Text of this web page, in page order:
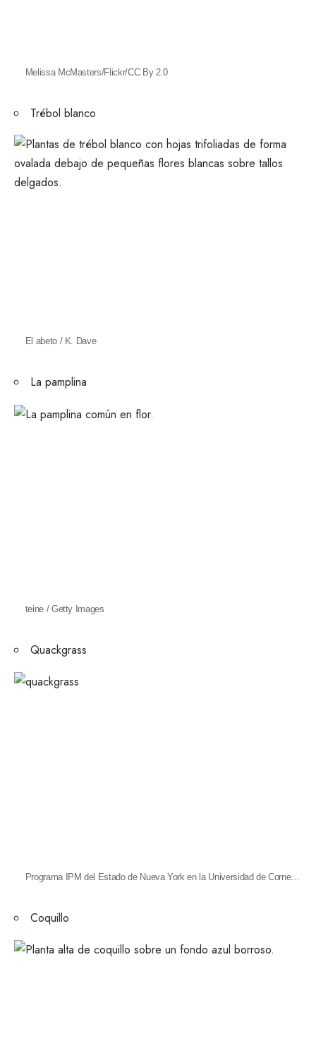
Melissa McMasters/Flickr/CC By 2.0
Trébol blanco
El abeto / K. Dave
La pamplina
teine / Getty Images
Quackgrass
Programa IPM del Estado de Nueva York en la Universidad de Cornell/Flickr/CC BY 2.0
Coquillo